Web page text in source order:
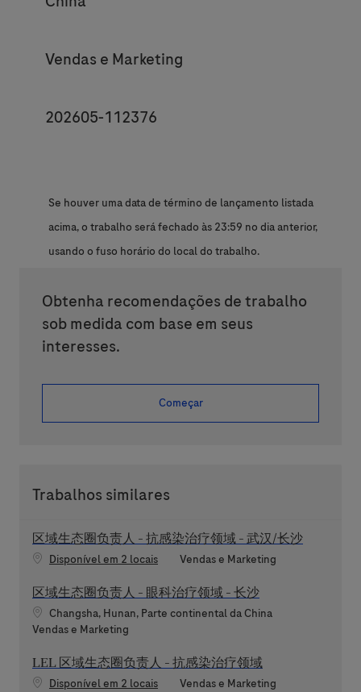
Category
Vendas e Marketing
JobId
202605-112376
Se houver uma data de término de lançamento listada
acima, o trabalho será fechado às 23:59 no dia anterior,
usando o fuso horário do local do trabalho.
Obtenha recomendações de trabalho
sob medida com base em seus
interesses.
Começar
Trabalhos similares
区域生态圈负责人 - 抗感染治疗领域 - 武汉/长沙
Disponível em 2 locais Categoria
Vendas e Marketing
区域生态圈负责人 - 眼科治疗领域 - 长沙
Localização
Changsha, Hunan, Parte continental da China
Categoria
Vendas e Marketing
LEL 区域生态圈负责人 - 抗感染治疗领域
Disponível em 2 locais Categoria
Vendas e Marketing